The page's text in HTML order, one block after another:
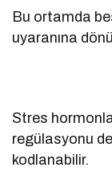
Bu ortamda
uyaranına
Stres
regülasyonu
kodlanabilir.